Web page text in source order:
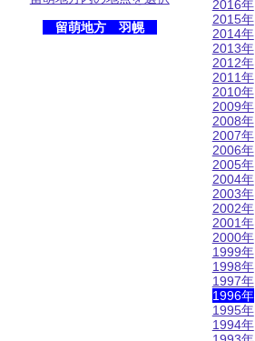
留萌地方 羽幌
2016年
2015年
2014年
2013年
2012年
2011年
2010年
2009年
2008年
2007年
2006年
2005年
2004年
2003年
2002年
2001年
2000年
1999年
1998年
1997年
1996年
1995年
1994年